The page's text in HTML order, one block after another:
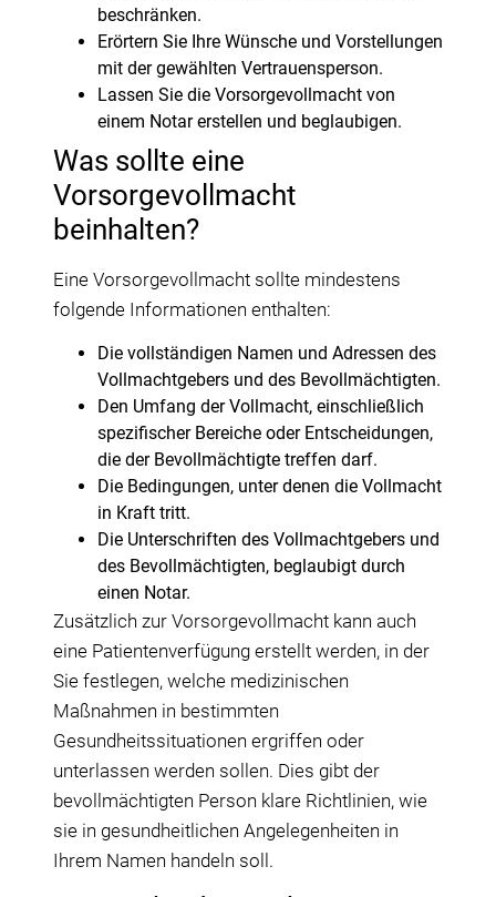
beschränken.
Erörtern Sie Ihre Wünsche und Vorstellungen
mit der gewählten Vertrauensperson.
Lassen Sie die Vorsorgevollmacht von
einem Notar erstellen und beglaubigen.
Was sollte eine
Vorsorgevollmacht
beinhalten?
Eine Vorsorgevollmacht sollte mindestens
folgende Informationen enthalten:
Die vollständigen Namen und Adressen des
Vollmachtgebers und des Bevollmächtigten.
Den Umfang der Vollmacht, einschließlich
spezifischer Bereiche oder Entscheidungen,
die der Bevollmächtigte treffen darf.
Die Bedingungen, unter denen die Vollmacht
in Kraft tritt.
Die Unterschriften des Vollmachtgebers und
des Bevollmächtigten, beglaubigt durch
einen Notar.
Zusätzlich zur Vorsorgevollmacht kann auch
eine Patientenverfügung erstellt werden, in der
Sie festlegen, welche medizinischen
Maßnahmen in bestimmten
Gesundheitssituationen ergriffen oder
unterlassen werden sollen. Dies gibt der
bevollmächtigten Person klare Richtlinien, wie
sie in gesundheitlichen Angelegenheiten in
Ihrem Namen handeln soll.